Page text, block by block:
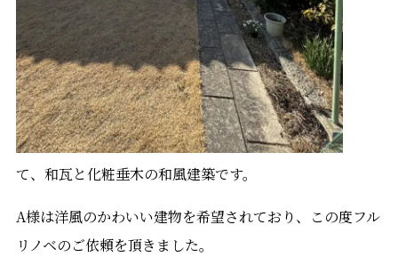
て、和瓦と化粧垂木の和風建築です。
A様は洋風のかわいい建物を希望されており、この度フル
リノベのご依頼を頂きました。